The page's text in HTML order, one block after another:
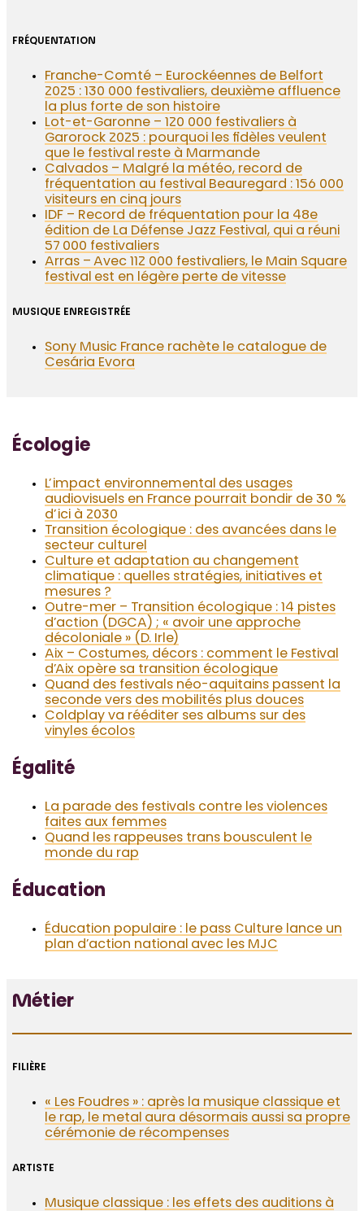
FRÉQUENTATION
Franche-Comté – Eurockéennes de Belfort
2025 : 130 000 festivaliers, deuxième affluence
la plus forte de son histoire
Lot-et-Garonne – 120 000 festivaliers à
Garorock 2025 : pourquoi les fidèles veulent
que le festival reste à Marmande
Calvados – Malgré la météo, record de
fréquentation au festival Beauregard : 156 000
visiteurs en cinq jours
IDF – Record de fréquentation pour la 48e
édition de La Défense Jazz Festival, qui a réuni
57 000 festivaliers
Arras – Avec 112 000 festivaliers, le Main Square
festival est en légère perte de vitesse
MUSIQUE ENREGISTRÉE
Sony Music France rachète le catalogue de
Cesária Evora
Écologie
L’impact environnemental des usages
audiovisuels en France pourrait bondir de 30 %
d’ici à 2030
Transition écologique : des avancées dans le
secteur culturel
Culture et adaptation au changement
climatique : quelles stratégies, initiatives et
mesures ?
Outre-mer – Transition écologique : 14 pistes
d’action (DGCA) ; « avoir une approche
décoloniale » (D. Irle)
Aix – Costumes, décors : comment le Festival
d’Aix opère sa transition écologique
Quand des festivals néo-aquitains passent la
seconde vers des mobilités plus douces
Coldplay va rééditer ses albums sur des
vinyles écolos
Égalité
La parade des festivals contre les violences
faites aux femmes
Quand les rappeuses trans bousculent le
monde du rap
Éducation
Éducation populaire : le pass Culture lance un
plan d’action national avec les MJC
Métier
FILIÈRE
« Les Foudres » : après la musique classique et
le rap, le metal aura désormais aussi sa propre
cérémonie de récompenses
ARTISTE
Musique classique : les effets des auditions à